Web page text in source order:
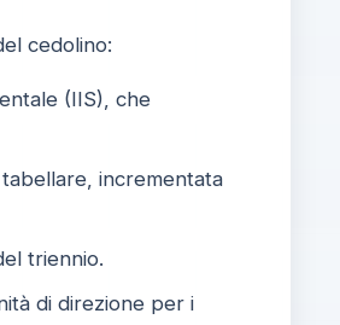
cedolino:
(IIS), che
incrementata
triennio.
di direzione per i